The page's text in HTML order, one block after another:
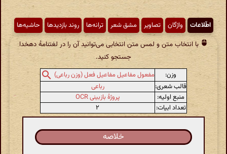
اطّلاعات واژگان تصاویر مشق شعر ترانه‌ها روند بازدیدها حاشیه‌ها
با انتخاب متن و لمس متن انتخابی می‌توانید آن را در لغتنامهٔ دهخدا
جستجو کنید.
وزن:
مفعول مفاعیل مفاعیل فعل (وزن رباعی)
قالب شعری:
رباعی
منبع اولیه:
پروژهٔ بازبینی OCR
تعداد ابیات:
۲
خلاصه